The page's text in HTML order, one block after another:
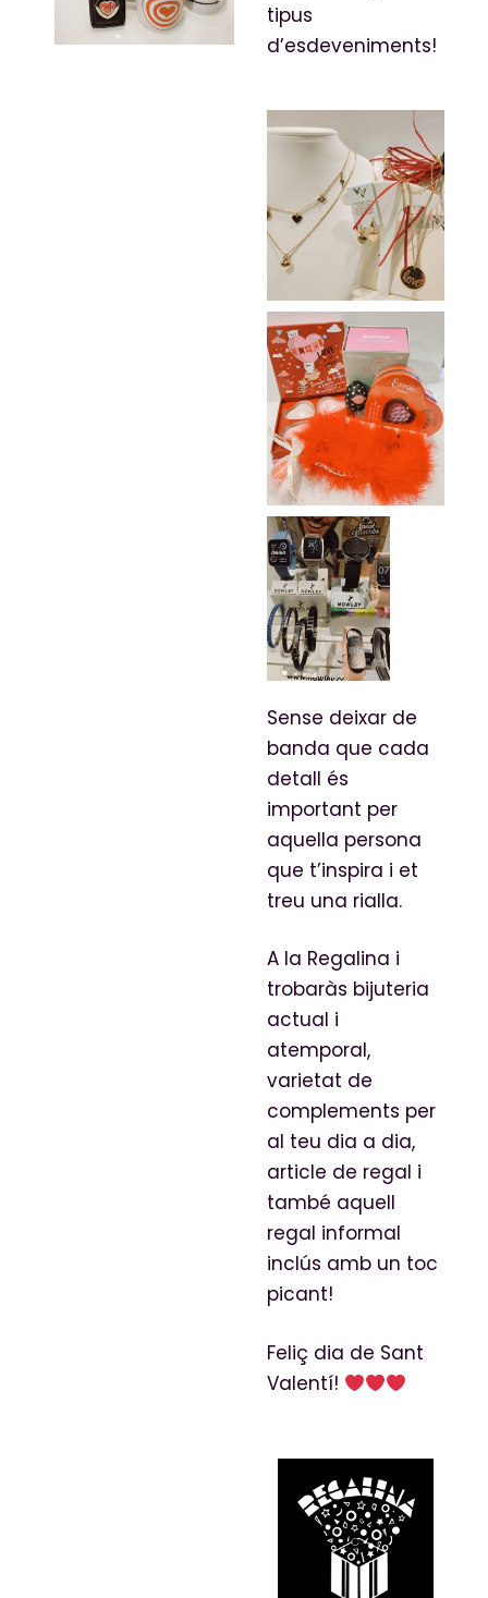
tipus
d’esdeveniments!
Sense deixar de
banda que cada
detall és
important per
aquella persona
que t’inspira i et
treu una rialla.
A la Regalina i
trobaràs bijuteria
actual i
atemporal,
varietat de
complements per
al teu dia a dia,
article de regal i
també aquell
regal informal
inclús amb un toc
picant!
Feliç dia de Sant
Valentí!